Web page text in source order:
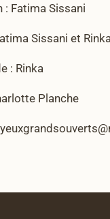
: Fatima Sissani
Sissani et Rinka
: Rinka
Planche